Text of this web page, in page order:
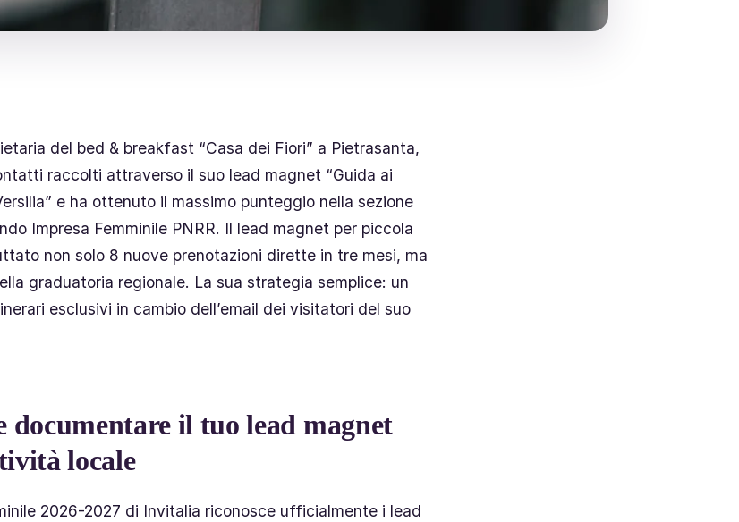
del bed & breakfast “Casa dei Fiori” a Pietrasanta,
raccolti attraverso il suo lead magnet “Guida ai
e ha ottenuto il massimo punteggio nella sezione
Impresa Femminile PNRR. Il lead magnet per piccola
non solo 8 nuove prenotazioni dirette in tre mesi, ma
graduatoria regionale. La sua strategia semplice: un
esclusivi in cambio dell’email dei visitatori del suo
documentare il tuo lead magnet
locale
2026-2027 di Invitalia riconosce ufficialmente i lead